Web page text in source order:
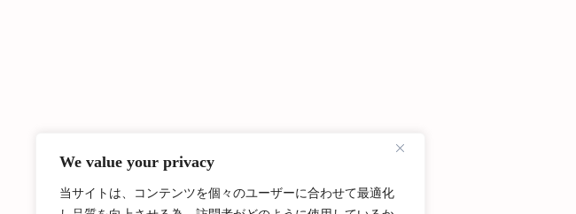
We value your privacy
当サイトは、コンテンツを個々のユーザーに合わせて最適化